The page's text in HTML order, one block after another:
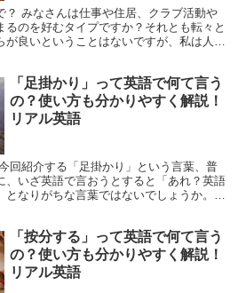
？ みなさんは仕事や住居、クラブ活動や
るのを好むタイプですか？それとも転々と
良いということはないですが、私は人生
「足掛かり」って英語で何て言う
の？使い方も分かりやすく解説！
リアル英語
回紹介する「足掛かり」という言葉、普
、いざ英語で言おうとすると「あれ？英語
なりがちな言葉ではないでしょうか。例
「按分する」って英語で何て言う
の？使い方も分かりやすく解説！
リアル英語